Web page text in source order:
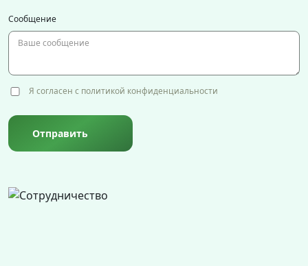
Сообщение
Я согласен с политикой конфиденциальности
Отправить